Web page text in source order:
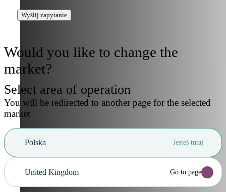
Wyślij zapytanie
Would you like to change the
market?
Select area of operation
You will be redirected to another page for the selected
market
Polska Jesteś tutaj
United Kingdom Go to page